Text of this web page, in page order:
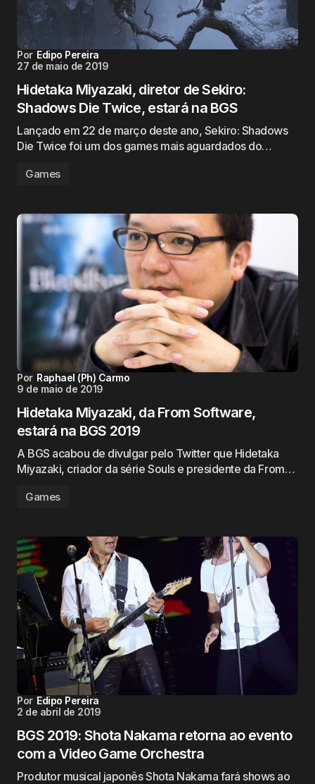
Por Edipo Pereira
27 de maio de 2019
Hidetaka Miyazaki, diretor de Sekiro:
Shadows Die Twice, estará na BGS
Lançado em 22 de março deste ano, Sekiro: Shadows
Die Twice foi um dos games mais aguardados do…
Games
Por Raphael (Ph) Carmo
9 de maio de 2019
Hidetaka Miyazaki, da From Software,
estará na BGS 2019
A BGS acabou de divulgar pelo Twitter que Hidetaka
Miyazaki, criador da série Souls e presidente da From…
Games
Por Edipo Pereira
2 de abril de 2019
BGS 2019: Shota Nakama retorna ao evento
com a Video Game Orchestra
Produtor musical japonês Shota Nakama fará shows ao